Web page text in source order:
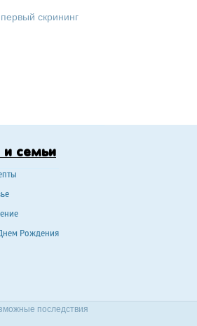
скрининг
семьи
Рождения
последствия